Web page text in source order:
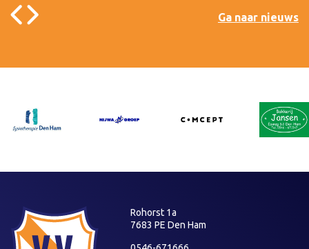
Ga naar nieuws
Rohorst 1a
7683 PE Den Ham